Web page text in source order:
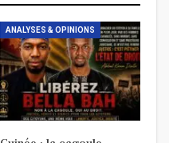
ANALYSES & OPINIONS